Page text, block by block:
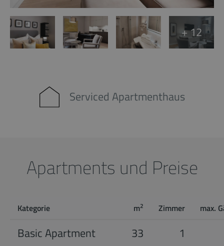
+ 12
Serviced Apartmenthaus
Apartments und Preise
Kategorie m2 Zimmer max.
Basic Apartment 33
1